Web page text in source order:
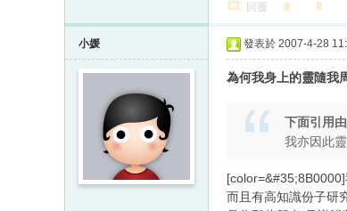
回覆
小媛 發表於 2007-4-28
為何我身上的靈隨我
下面引用由
我亦因此
而且有高知識份子研